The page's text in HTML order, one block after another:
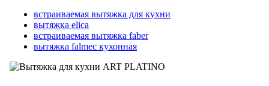
встраиваемая вытяжка для кухни
вытяжка elica
встраиваемая вытяжка faber
вытяжка falmec кухонная